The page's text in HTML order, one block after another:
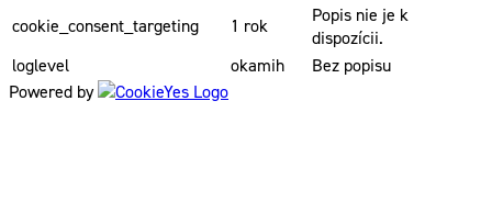
cookie_consent_targeting
1 rok
Popis nie je k
dispozícii.
loglevel
okamih
Bez popisu
Powered by